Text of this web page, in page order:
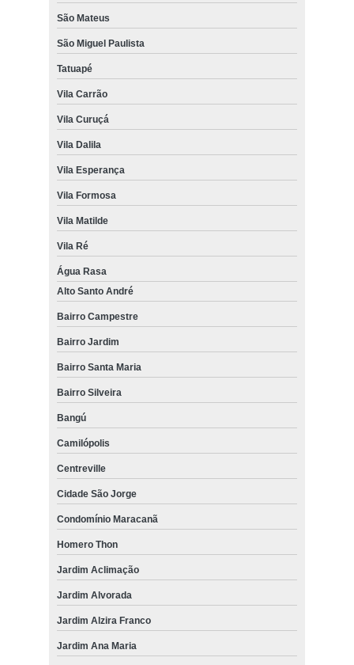
São Mateus
São Miguel Paulista
Tatuapé
Vila Carrão
Vila Curuçá
Vila Dalila
Vila Esperança
Vila Formosa
Vila Matilde
Vila Ré
Água Rasa
Alto Santo André
Bairro Campestre
Bairro Jardim
Bairro Santa Maria
Bairro Silveira
Bangú
Camilópolis
Centreville
Cidade São Jorge
Condomínio Maracanã
Homero Thon
Jardim Aclimação
Jardim Alvorada
Jardim Alzira Franco
Jardim Ana Maria